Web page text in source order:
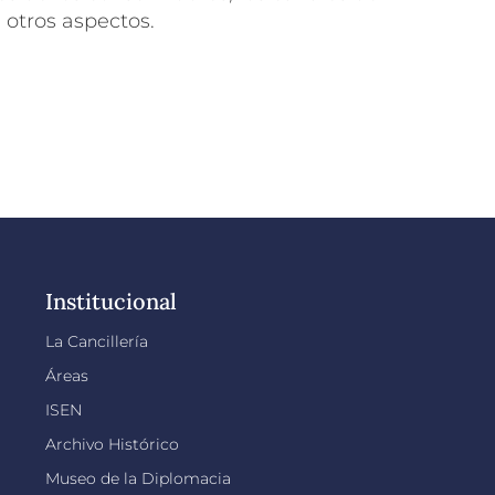
aspectos.
Institucional
La Cancillería
Áreas
ISEN
Archivo Histórico
Museo de la Diplomacia